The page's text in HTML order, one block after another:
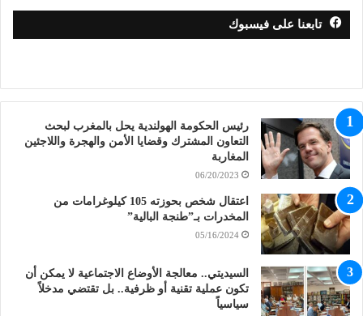
تابعنا على فيسبوك
رئيس الحكومة الهولندية يحل بالمغرب لبحث
التعاون المشترك وقضايا الأمن والهجرة واللاجئين
المغاربة
06/20/2023
اعتقال شخص بحوزته 105 كيلوغرامات من
المخدرات بـ”طنجة البالية”
05/16/2024
السيديتي.. معالجة الأوضاع الاجتماعية لا يمكن أن
تكون عملية تقنية أو ظرفية.. بل تقتضي مدخلاً
سياسياً